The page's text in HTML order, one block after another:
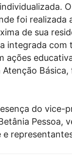
foi realizada
de sua
integrada com
ações
do vice-
Pessoa,